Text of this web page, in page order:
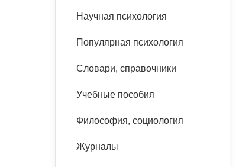
психотерапии
Классический, эриксоновский
психоанализ
Научная психология
Популярная психология
Словари, справочники
Учебные пособия
Философия, социология
Журналы